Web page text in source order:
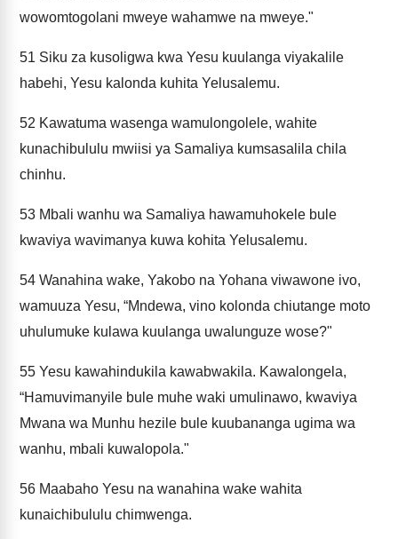
wowomtogolani mweye wahamwe na mweye."
51 Siku za kusoligwa kwa Yesu kuulanga viyakalile
habehi, Yesu kalonda kuhita Yelusalemu.
52 Kawatuma wasenga wamulongolele, wahite
kunachibululu mwiisi ya Samaliya kumsasalila chila
chinhu.
53 Mbali wanhu wa Samaliya hawamuhokele bule
kwaviya wavimanya kuwa kohita Yelusalemu.
54 Wanahina wake, Yakobo na Yohana viwawone ivo,
wamuuza Yesu, “Mndewa, vino kolonda chiutange moto
uhulumuke kulawa kuulanga uwalunguze wose?"
55 Yesu kawahindukila kawabwakila. Kawalongela,
“Hamuvimanyile bule muhe waki umulinawo, kwaviya
Mwana wa Munhu hezile bule kuubananga ugima wa
wanhu, mbali kuwalopola."
56 Maabaho Yesu na wanahina wake wahita
kunaichibululu chimwenga.